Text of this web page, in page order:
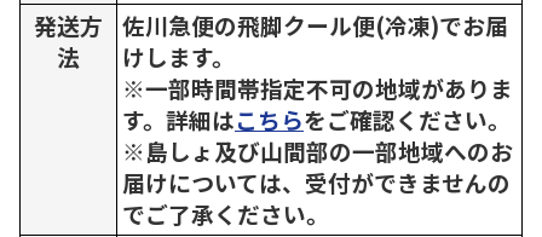
発送方
法
佐川急便の飛脚クール便(冷凍)でお届
けします。
※一部時間帯指定不可の地域がありま
す。詳細はこちらをご確認ください。
※島しょ及び山間部の一部地域へのお
届けについては、受付ができませんの
でご了承ください。